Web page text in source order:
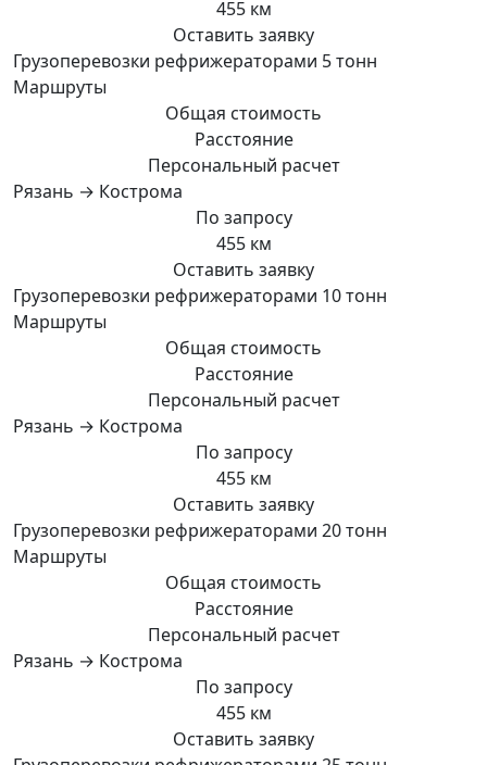
455 км
Оставить заявку
Грузоперевозки рефрижераторами 5 тонн
Маршруты
Общая стоимость
Расстояние
Персональный расчет
Рязань → Кострома
По запросу
455 км
Оставить заявку
Грузоперевозки рефрижераторами 10 тонн
Маршруты
Общая стоимость
Расстояние
Персональный расчет
Рязань → Кострома
По запросу
455 км
Оставить заявку
Грузоперевозки рефрижераторами 20 тонн
Маршруты
Общая стоимость
Расстояние
Персональный расчет
Рязань → Кострома
По запросу
455 км
Оставить заявку